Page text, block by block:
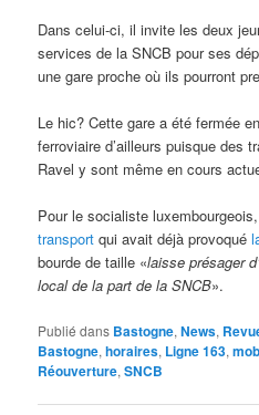
Dans celui-ci, il invite les deux
services de la SNCB pour ses
une gare proche où ils pourront
Le hic? Cette gare a été fermée
ferroviaire d’ailleurs puisque des
Ravel y sont même en cours
Pour le socialiste
transport qui avait déjà provoqué
bourde de taille «laisse présager
local de la part de la SNCB».
Publié dans Bastogne,News,
Bastogne,horaires, Ligne 163,
Réouverture,SNCB